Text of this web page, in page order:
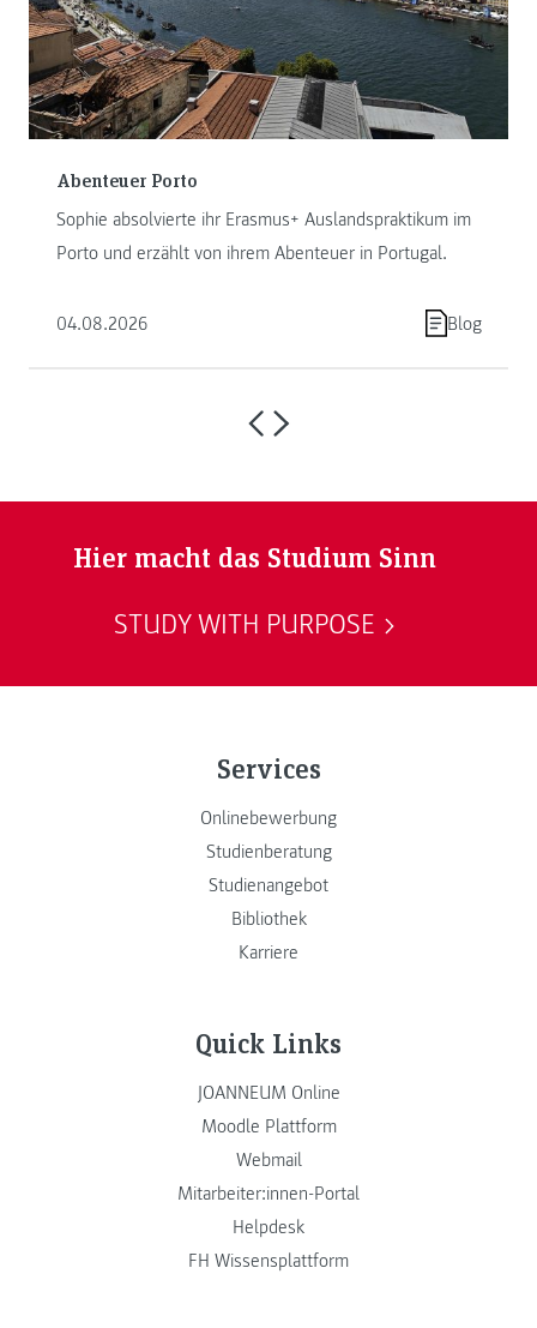
Abenteuer Porto
Sophie absolvierte ihr Erasmus+ Auslandspraktikum im
Porto und erzählt von ihrem Abenteuer in Portugal.
04.08.2026 Blog
Hier macht das Studium Sinn
STUDY WITH PURPOSE
Services
Onlinebewerbung
Studienberatung
Studienangebot
Bibliothek
Karriere
Quick Links
JOANNEUM Online
Moodle Plattform
Webmail
Mitarbeiter:innen-Portal
Helpdesk
FH Wissensplattform